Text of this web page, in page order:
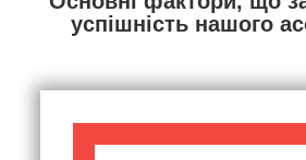
успішність нашого